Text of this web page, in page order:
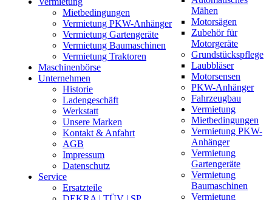
Mietbedingungen
Vermietung PKW-Anhänger
Vermietung Gartengeräte
Vermietung Baumaschinen
Vermietung Traktoren
Maschinenbörse
Unternehmen
Historie
Ladengeschäft
Werkstatt
Unsere Marken
Kontakt & Anfahrt
AGB
Impressum
Datenschutz
Service
Ersatzteile
Mähen
Motorsägen
Zubehör für
Motorgeräte
Grundstückspflege
Laubbläser
Motorsensen
PKW-Anhänger
Fahrzeugbau
Vermietung
Mietbedingungen
Vermietung PKW-
Anhänger
Vermietung
Gartengeräte
Vermietung
Baumaschinen
Vermietung